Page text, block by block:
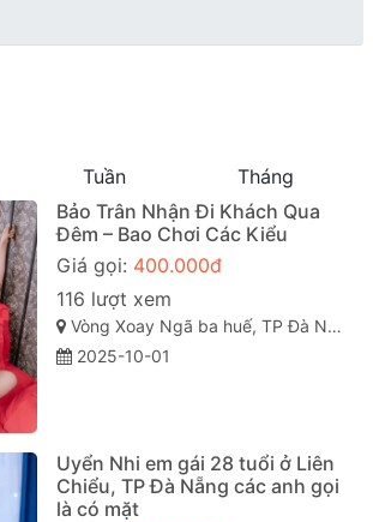
Tuần
Tháng
Bảo Trân Nhận Đi Khách Qua
Đêm – Bao Chơi Các Kiểu
Giá gọi: 400.000đ
116 lượt xem
Vòng Xoay Ngã ba huế, TP Đà Nẵng
2025-10-01
Uyển Nhi em gái 28 tuổi ở Liên
Chiểu, TP Đà Nẵng các anh gọi
là có mặt